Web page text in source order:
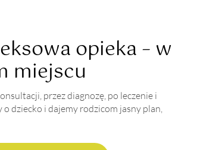
opieka – w
miejscu
przez diagnozę, po leczenie i
dziecko i dajemy rodzicom jasny plan,